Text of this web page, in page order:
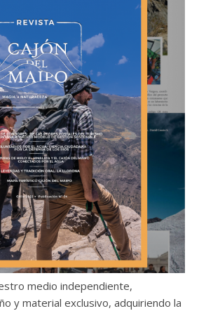
medio independiente,
y material exclusivo, adquiriendo la